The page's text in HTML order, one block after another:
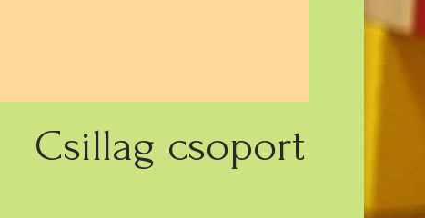
Csillag csoport